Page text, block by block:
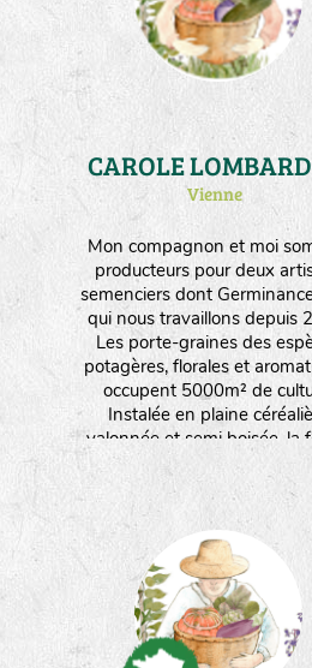
Mon compagnon et moi
producteurs pour deux
semenciers dont
qui nous travaillons depuis
Les porte-graines des
potagères, florales et
occupent 5000m² de
Instalée en plaine
valonnée et semi boisée, la
produit aussi des céréales
fourrage. Nous orientons
vers un maximum
produites en culture
CAROLE
Vienne